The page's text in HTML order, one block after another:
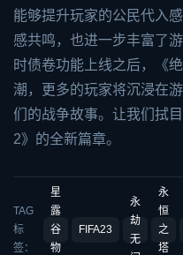
能够提升玩家的公民代入
感共鸣，也进一步丰富了
时债卷功能上线之后，《
潮，更多的玩家将沉浸在
们的战争故事。让我们拭
2》的全新篇章。
TAG
标
签：
星
露
谷
物
FIFA23
永
劫
无
永
恒
之
塔